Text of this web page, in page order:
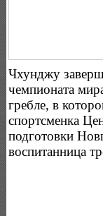
Чхунджу
чемпионата
гребле, в
спортсменка
подготовки
воспитанница